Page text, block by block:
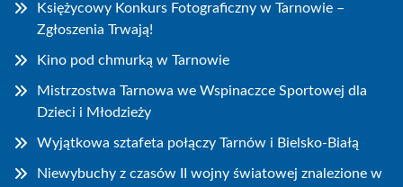
Księżycowy Konkurs Fotograficzny w Tarnowie –
Zgłoszenia Trwają!
Kino pod chmurką w Tarnowie
Mistrzostwa Tarnowa we Wspinaczce Sportowej dla
Dzieci i Młodzieży
Wyjątkowa sztafeta połączy Tarnów i Bielsko-Białą
Niewybuchy z czasów II wojny światowej znalezione w